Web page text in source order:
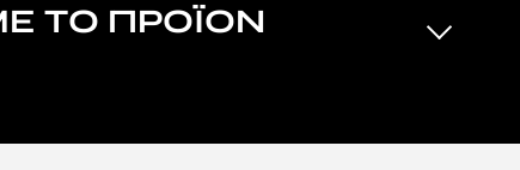
ΤΟ ΠΡΟΪΟΝ